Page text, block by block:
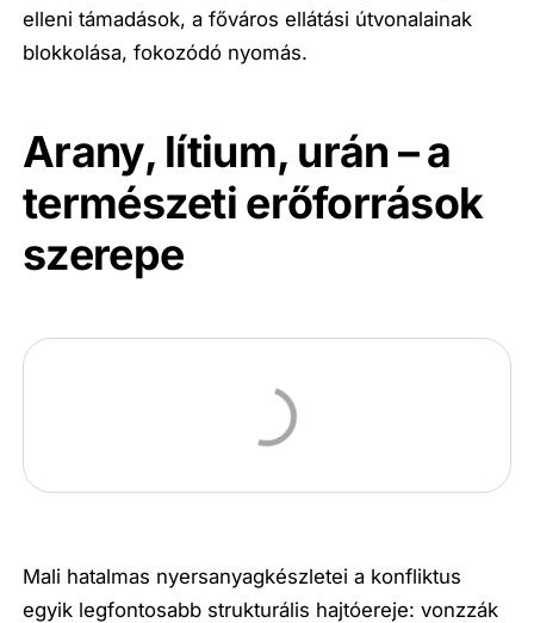
elleni támadások, a főváros ellátási útvonalainak
blokkolása, fokozódó nyomás.
Arany, lítium, urán – a
természeti erőforrások
szerepe
Mali hatalmas nyersanyagkészletei a konfliktus
egyik legfontosabb strukturális hajtóereje: vonzzák